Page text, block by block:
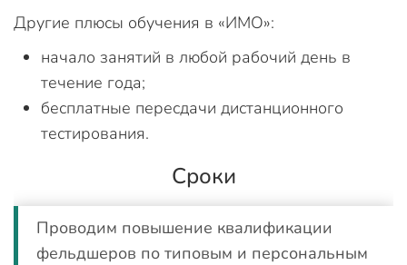
Другие плюсы обучения в «ИМО»:
начало занятий в любой рабочий день в
течение года;
бесплатные пересдачи дистанционного
тестирования.
Сроки
Проводим повышение квалификации
фельдшеров по типовым и персональным